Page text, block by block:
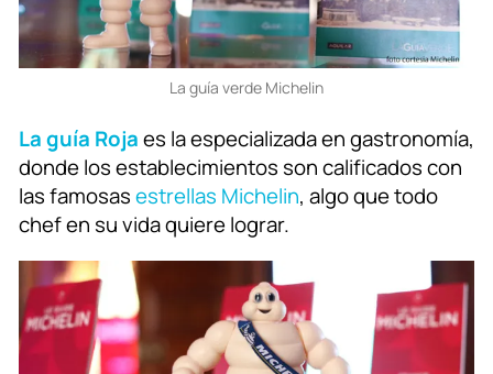
La guía verde Michelin
La guía Rojaes la especializada en gastronomía,
donde los establecimientos son calificados con
las famosasestrellas Michelin, algo que todo
chef en su vida quiere lograr.